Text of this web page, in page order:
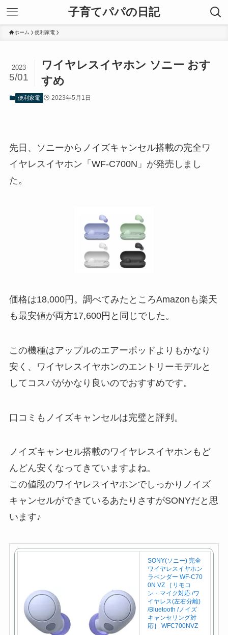
子育てパパの日記
ホーム 便利家電
ワイヤレスイヤホン ソニー おす
すめ
2023
5/01
便利家電 2023年5月1日
先日、ソニーからノイズキャンセル搭載の完全ワ
イヤレスイヤホン「WF-C700N」が発売しまし
た。
価格は18,000円。調べてみたところAmazonも楽天
も最安値が両方17,600円と同じでした。
この機種はアップルのエアーポッドよりもかなり
安く、ワイヤレスイヤホンのエントリーモデルと
してコスパがかなり良いのでおすすめです。
口コミもノイズキャンセルは完璧と評判。
ノイズキャンセル搭載のワイヤレスイヤホンもど
んどん安くなってきていますよね。
この値段のワイヤレスイヤホンでしっかりノイズ
キャンセルができているあたりさすがSONYだと思
います♪
SONY(ソニー) 完全
ワイヤレスイヤホン
ラベンダー WF-C70
0N VZ ［リモコ
ン・マイク対応 /ワ
イヤレス(左右分離)
/Bluetooth /ノイズ
キャンセリング対
応］ WFC700NVZ